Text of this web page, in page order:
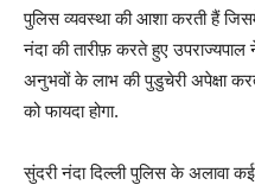
पुलिस व्यवस्था की आशा करती हैं
नंदा की तारीफ़ करते हुए उपराज्यपाल
अनुभवों के लाभ की पुडुचेरी अपेक्षा
को फायदा होगा.
सुंदरी नंदा दिल्ली पुलिस के अलावा